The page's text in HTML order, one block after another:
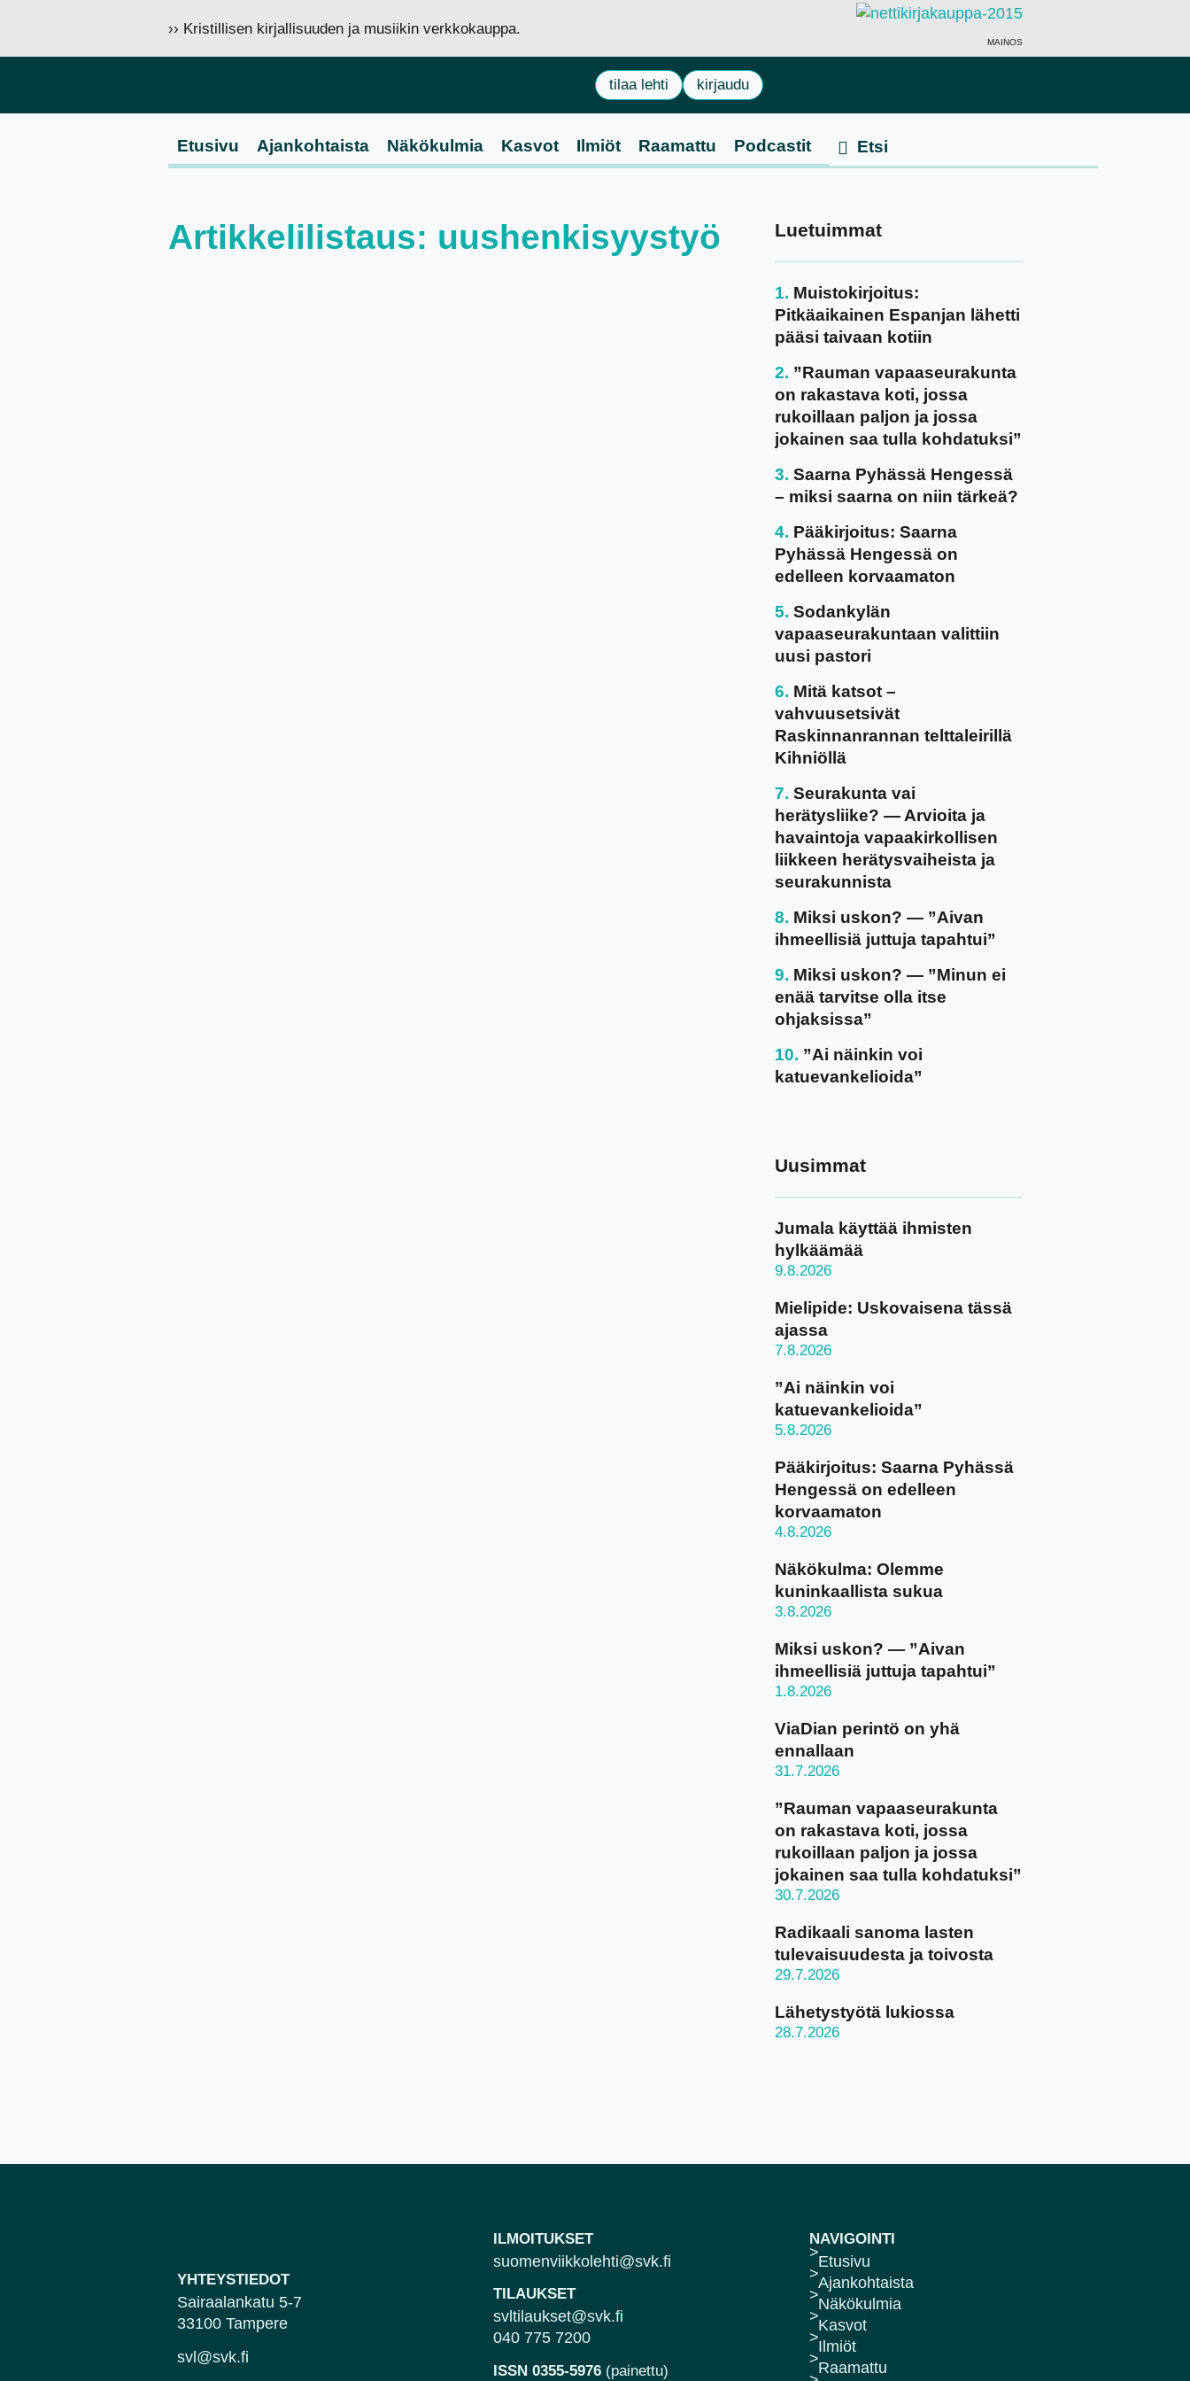
›› Kristillisen kirjallisuuden ja musiikin verkkokauppa.
MAINOS
tilaa lehti kirjaudu
Etusivu Ajankohtaista Näkökulmia Kasvot Ilmiöt Raamattu Podcastit
Artikkelilistaus: uushenkisyystyö Luetuimmat
Muistokirjoitus:
Pitkäaikainen Espanjan lähetti
pääsi taivaan kotiin
”Rauman vapaaseurakunta
on rakastava koti, jossa
rukoillaan paljon ja jossa
jokainen saa tulla kohdatuksi”
Saarna Pyhässä Hengessä
– miksi saarna on niin tärkeä?
Pääkirjoitus: Saarna
Pyhässä Hengessä on
edelleen korvaamaton
Sodankylän
vapaaseurakuntaan valittiin
uusi pastori
Mitä katsot –
vahvuusetsivät
Raskinnanrannan telttaleirillä
Kihniöllä
Seurakunta vai
herätysliike? — Arvioita ja
havaintoja vapaakirkollisen
liikkeen herätysvaiheista ja
seurakunnista
Miksi uskon? — ”Aivan
ihmeellisiä juttuja tapahtui”
Miksi uskon? — ”Minun ei
enää tarvitse olla itse
ohjaksissa”
”Ai näinkin voi
katuevankelioida”
Uusimmat
Jumala käyttää ihmisten
hylkäämää
9.8.2026
Mielipide: Uskovaisena tässä
ajassa
7.8.2026
”Ai näinkin voi
katuevankelioida”
5.8.2026
Pääkirjoitus: Saarna Pyhässä
Hengessä on edelleen
korvaamaton
4.8.2026
Näkökulma: Olemme
kuninkaallista sukua
3.8.2026
Miksi uskon? — ”Aivan
ihmeellisiä juttuja tapahtui”
1.8.2026
ViaDian perintö on yhä
ennallaan
31.7.2026
”Rauman vapaaseurakunta
on rakastava koti, jossa
rukoillaan paljon ja jossa
jokainen saa tulla kohdatuksi”
30.7.2026
Radikaali sanoma lasten
tulevaisuudesta ja toivosta
29.7.2026
Lähetystyötä lukiossa
28.7.2026
YHTEYSTIEDOT
Sairaalankatu 5-7
33100 Tampere
svl@svk.fi
ILMOITUKSET
suomenviikkolehti@svk.fi
TILAUKSET
svltilaukset@svk.fi
040 775 7200
ISSN 0355-5976(painettu)
NAVIGOINTI
Etusivu
Ajankohtaista
Näkökulmia
Kasvot
Ilmiöt
Raamattu